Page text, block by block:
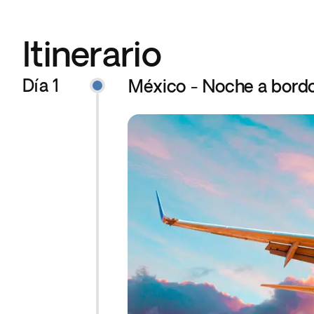
Itinerario
Día 1 México - Noche a